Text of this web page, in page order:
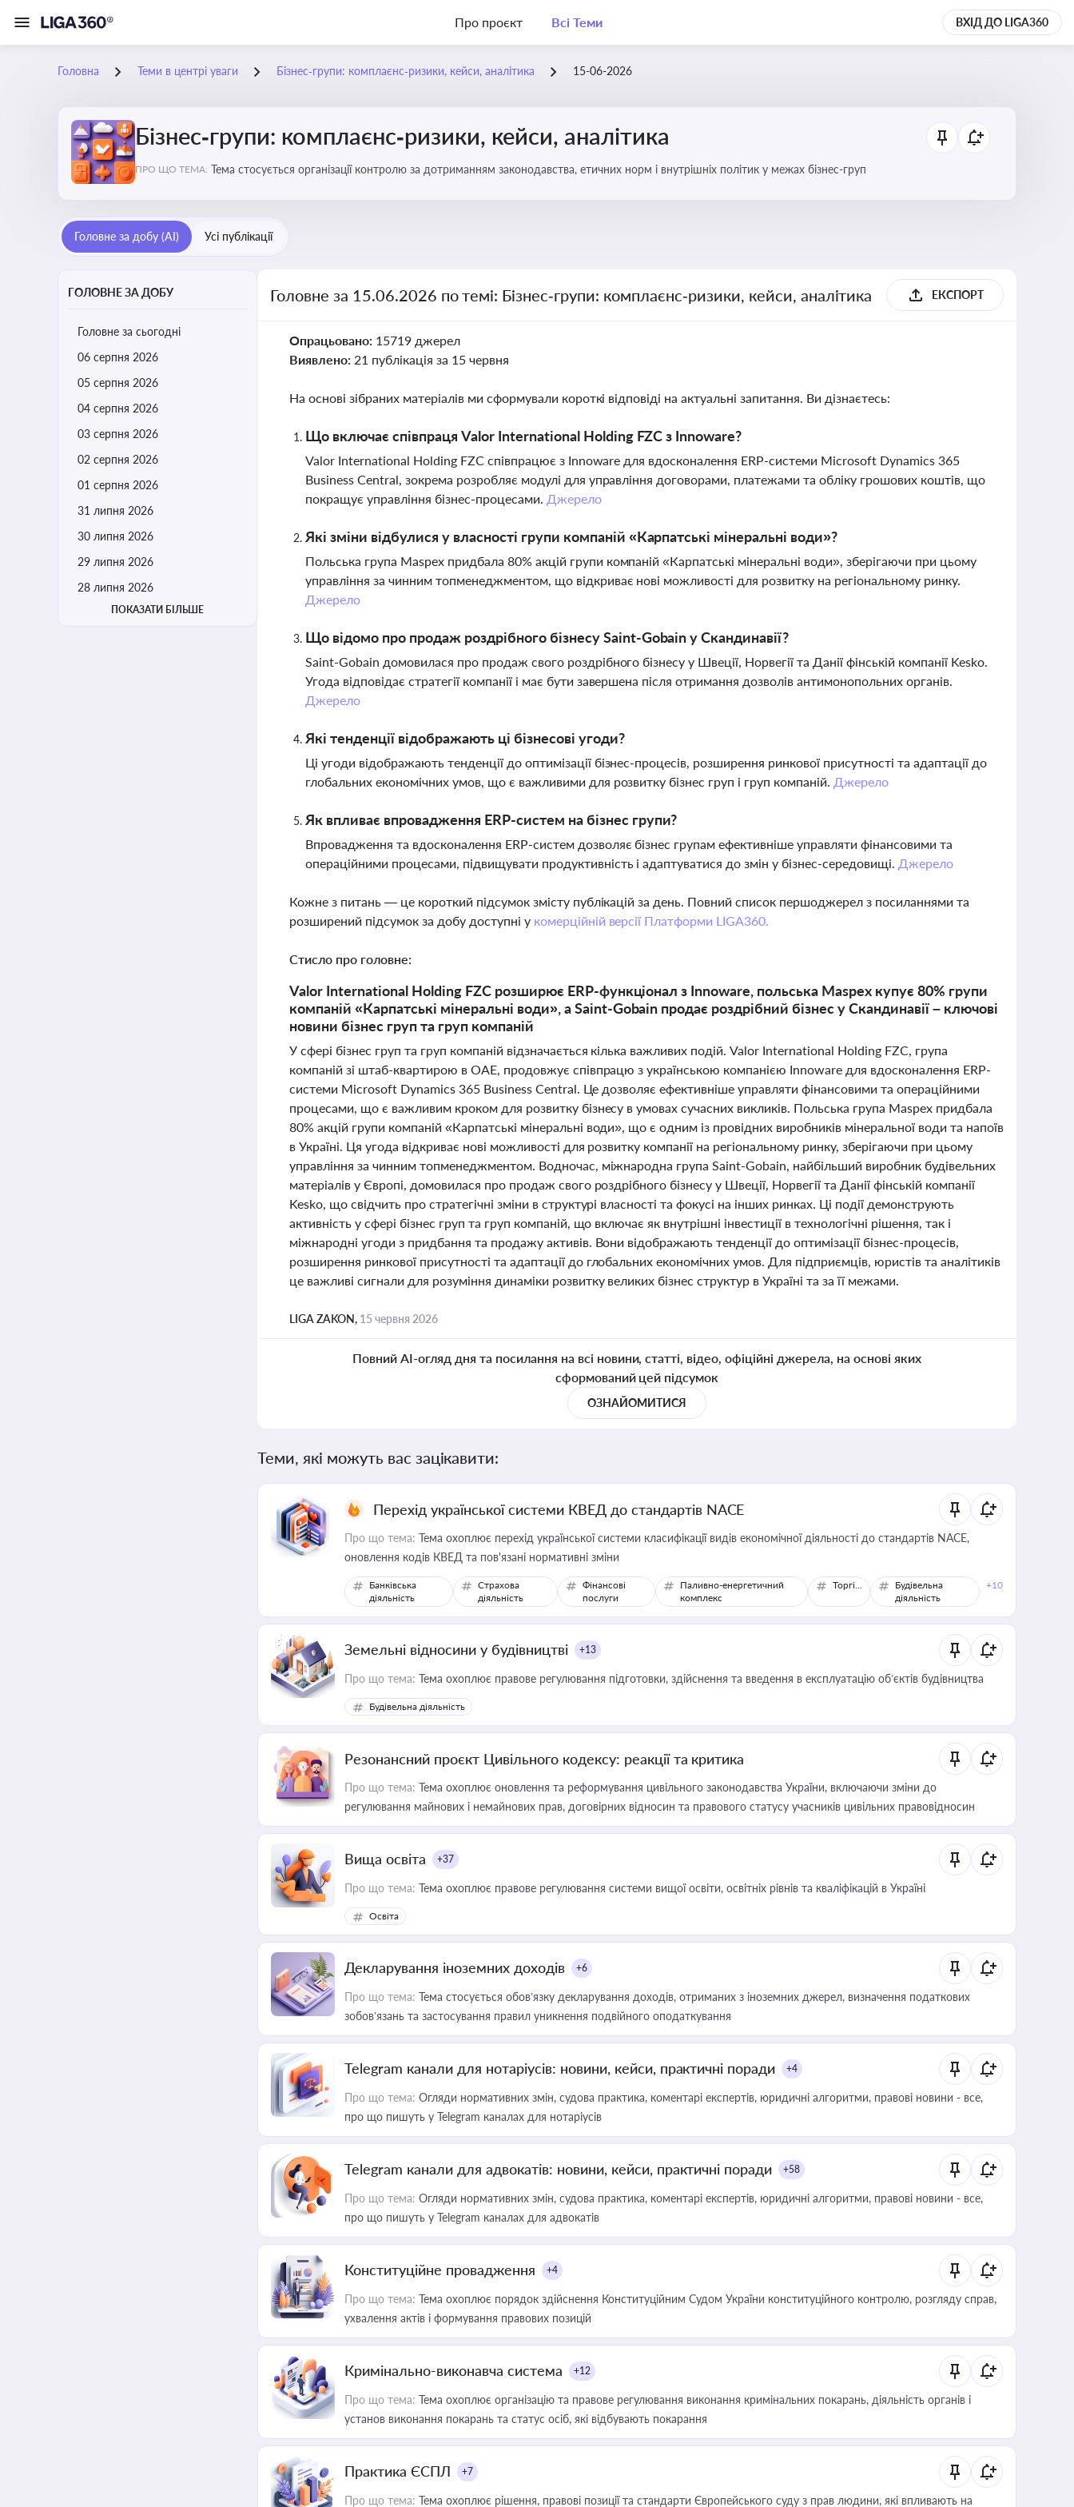
Про проєкт Всі Теми ВХІД ДО LIGA360
Головна Теми в центрі уваги Бізнес‑групи: комплаєнс‑ризики, кейси, аналітика 15-06-2026
Бізнес‑групи: комплаєнс‑ризики, кейси, аналітика
ПРО ЩО ТЕМА: Тема стосується організації контролю за дотриманням законодавства, етичних норм і внутрішніх політик у межах бізнес-груп
Головне за добу (AI) Усі публікації
ГОЛОВНЕ ЗА ДОБУ
Головне за сьогодні
06 серпня 2026
05 серпня 2026
04 серпня 2026
03 серпня 2026
02 серпня 2026
01 серпня 2026
31 липня 2026
30 липня 2026
29 липня 2026
28 липня 2026
ПОКАЗАТИ БІЛЬШЕ
Головне за 15.06.2026 по темі: Бізнес‑групи: комплаєнс‑ризики, кейси, аналітика ЕКСПОРТ
Опрацьовано: 15719 джерел
Виявлено: 21 публікація за 15 червня
На основі зібраних матеріалів ми сформували короткі відповіді на актуальні запитання. Ви дізнаєтесь:
Що включає співпраця Valor International Holding FZC з Innoware?
Valor International Holding FZC співпрацює з Innoware для вдосконалення ERP-системи Microsoft Dynamics 365
Business Central, зокрема розробляє модулі для управління договорами, платежами та обліку грошових коштів, що
покращує управління бізнес-процесами. Джерело
Які зміни відбулися у власності групи компаній «Карпатські мінеральні води»?
Польська група Maspex придбала 80% акцій групи компаній «Карпатські мінеральні води», зберігаючи при цьому
управління за чинним топменеджментом, що відкриває нові можливості для розвитку на регіональному ринку.
Джерело
Що відомо про продаж роздрібного бізнесу Saint-Gobain у Скандинавії?
Saint-Gobain домовилася про продаж свого роздрібного бізнесу у Швеції, Норвегії та Данії фінській компанії Kesko.
Угода відповідає стратегії компанії і має бути завершена після отримання дозволів антимонопольних органів.
Джерело
Які тенденції відображають ці бізнесові угоди?
Ці угоди відображають тенденції до оптимізації бізнес-процесів, розширення ринкової присутності та адаптації до
глобальних економічних умов, що є важливими для розвитку бізнес груп і груп компаній. Джерело
Як впливає впровадження ERP-систем на бізнес групи?
Впровадження та вдосконалення ERP-систем дозволяє бізнес групам ефективніше управляти фінансовими та
операційними процесами, підвищувати продуктивність і адаптуватися до змін у бізнес-середовищі. Джерело
Кожне з питань — це короткий підсумок змісту публікацій за день. Повний список першоджерел з посиланнями та
розширений підсумок за добу доступні у комерційній версії Платформи LIGA360.
Стисло про головне:
Valor International Holding FZC розширює ERP-функціонал з Innoware, польська Maspex купує 80% групи
компаній «Карпатські мінеральні води», а Saint-Gobain продає роздрібний бізнес у Скандинавії – ключові
новини бізнес груп та груп компаній
У сфері бізнес груп та груп компаній відзначається кілька важливих подій. Valor International Holding FZC, група
компаній зі штаб-квартирою в ОАЕ, продовжує співпрацю з українською компанією Innoware для вдосконалення ERP-
системи Microsoft Dynamics 365 Business Central. Це дозволяє ефективніше управляти фінансовими та операційними
процесами, що є важливим кроком для розвитку бізнесу в умовах сучасних викликів. Польська група Maspex придбала
80% акцій групи компаній «Карпатські мінеральні води», що є одним із провідних виробників мінеральної води та напоїв
в Україні. Ця угода відкриває нові можливості для розвитку компанії на регіональному ринку, зберігаючи при цьому
управління за чинним топменеджментом. Водночас, міжнародна група Saint-Gobain, найбільший виробник будівельних
матеріалів у Європі, домовилася про продаж свого роздрібного бізнесу у Швеції, Норвегії та Данії фінській компанії
Kesko, що свідчить про стратегічні зміни в структурі власності та фокусі на інших ринках. Ці події демонструють
активність у сфері бізнес груп та груп компаній, що включає як внутрішні інвестиції в технологічні рішення, так і
міжнародні угоди з придбання та продажу активів. Вони відображають тенденції до оптимізації бізнес-процесів,
розширення ринкової присутності та адаптації до глобальних економічних умов. Для підприємців, юристів та аналітиків
це важливі сигнали для розуміння динаміки розвитку великих бізнес структур в Україні та за її межами.
LIGA ZAKON, 15 червня 2026
Повний AI-огляд дня та посилання на всі новини, статті, відео, офіційні джерела, на основі яких
сформований цей підсумок
ОЗНАЙОМИТИСЯ
Теми, які можуть вас зацікавити:
Перехід української системи КВЕД до стандартів NACE
Про що тема: Тема охоплює перехід української системи класифікації видів економічної діяльності до стандартів NACE,
оновлення кодів КВЕД та пов'язані нормативні зміни
Банківська
діяльність
Страхова
діяльність
Фінансові
послуги
Паливно-енергетичний
комплекс
Торгівля
Будівельна
діяльність
+10
Земельні відносини у будівництві +13
Про що тема: Тема охоплює правове регулювання підготовки, здійснення та введення в експлуатацію об’єктів будівництва
Будівельна діяльність
Резонансний проєкт Цивільного кодексу: реакції та критика
Про що тема: Тема охоплює оновлення та реформування цивільного законодавства України, включаючи зміни до
регулювання майнових і немайнових прав, договірних відносин та правового статусу учасників цивільних правовідносин
Вища освіта +37
Про що тема: Тема охоплює правове регулювання системи вищої освіти, освітніх рівнів та кваліфікацій в Україні
Освіта
Декларування іноземних доходів +6
Про що тема: Тема стосується обов’язку декларування доходів, отриманих з іноземних джерел, визначення податкових
зобов’язань та застосування правил уникнення подвійного оподаткування
Telegram канали для нотаріусів: новини, кейси, практичні поради +4
Про що тема: Огляди нормативних змін, судова практика, коментарі експертів, юридичні алгоритми, правові новини - все,
про що пишуть у Telegram каналах для нотаріусів
Telegram канали для адвокатів: новини, кейси, практичні поради +58
Про що тема: Огляди нормативних змін, судова практика, коментарі експертів, юридичні алгоритми, правові новини - все,
про що пишуть у Telegram каналах для адвокатів
Конституційне провадження +4
Про що тема: Тема охоплює порядок здійснення Конституційним Судом України конституційного контролю, розгляду справ,
ухвалення актів і формування правових позицій
Кримінально-виконавча система +12
Про що тема: Тема охоплює організацію та правове регулювання виконання кримінальних покарань, діяльність органів і
установ виконання покарань та статус осіб, які відбувають покарання
Практика ЄСПЛ +7
Про що тема: Тема охоплює рішення, правові позиції та стандарти Європейського суду з прав людини, які впливають на